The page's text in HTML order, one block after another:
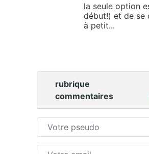
la seule option
début!) et de se
à petit...
rubrique
commentaires